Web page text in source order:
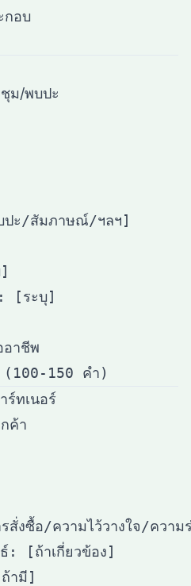
อบ
ม/พบปะ
ะ/สัมภาษณ์/ฯลฯ]
[ระบุ]
าชีพ
ทเนอร์
ค้า
งซื้อ/ความไว้วางใจ/ความ
: [ถ้าเกี่ยวข้อง]
ามี]